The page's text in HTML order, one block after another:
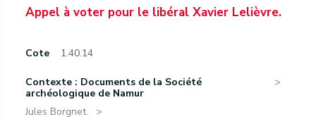
Appel à voter pour le libéral Xavier Lelièvre.
Cote 1.40.14
Contexte : Documents de la Société
archéologique de Namur
Jules Borgnet.